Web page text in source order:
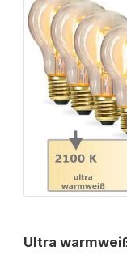
Ultra